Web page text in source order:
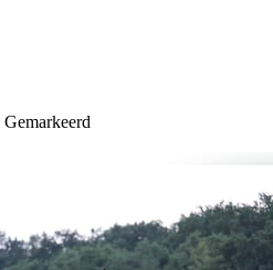
Gemarkeerd